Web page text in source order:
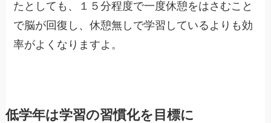
たとしても、１５分程度で一度休憩をはさむこと
で脳が回復し、休憩無しで学習しているよりも効
率がよくなりますよ。
低学年は学習の習慣化を目標に